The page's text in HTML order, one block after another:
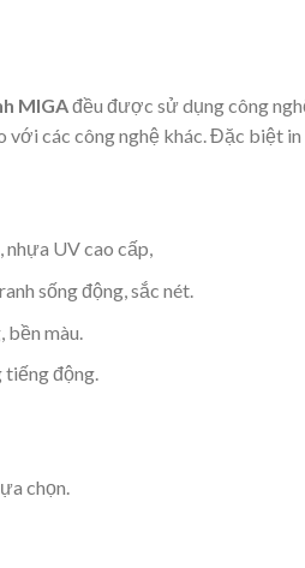
MIGAđều được sử dụng công
các công nghệ khác. Đặc biệt
UV cao cấp,
sống động, sắc nét.
bền màu.
động.
chọn.